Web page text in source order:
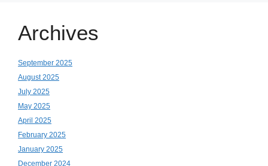
Archives
September 2025
August 2025
July 2025
May 2025
April 2025
February 2025
January 2025
December 2024